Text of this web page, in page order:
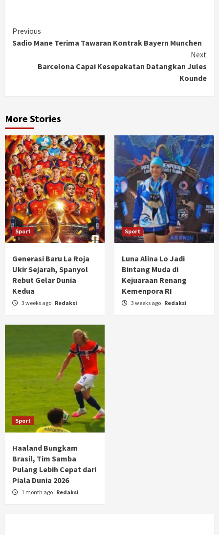
Continue
Reading
Previous
Sadio Mane Terima Tawaran Kontrak Bayern Munchen
Next
Barcelona Capai Kesepakatan Datangkan Jules
Kounde
More Stories
Sport
Generasi Baru La Roja
Ukir Sejarah, Spanyol
Rebut Gelar Dunia
Kedua
3 weeks ago Redaksi
Sport
Luna Alina Lo Jadi
Bintang Muda di
Kejuaraan Renang
Kemenpora RI
3 weeks ago Redaksi
Sport
Haaland Bungkam
Brasil, Tim Samba
Pulang Lebih Cepat dari
Piala Dunia 2026
1 month ago Redaksi